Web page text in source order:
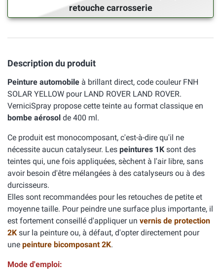
retouche carrosserie
Description du produit
Peinture automobile à brillant direct, code couleur FNH
SOLAR YELLOW pour LAND ROVER LAND ROVER.
VerniciSpray propose cette teinte au format classique en
bombe aérosol de 400 ml.
Ce produit est monocomposant, c'est-à-dire qu'il ne
nécessite aucun catalyseur. Les peintures 1K sont des
teintes qui, une fois appliquées, sèchent à l'air libre, sans
avoir besoin d'être mélangées à des catalyseurs ou à des
durcisseurs.
Elles sont recommandées pour les retouches de petite et
moyenne taille. Pour peindre une surface plus importante, il
est fortement conseillé d'appliquer un vernis de protection
2K sur la peinture ou, à défaut, d'opter directement pour
une peinture bicomposant 2K.
Mode d'emploi: